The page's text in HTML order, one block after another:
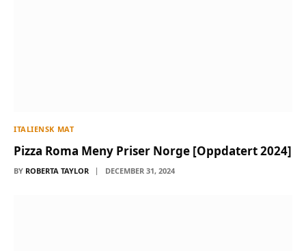
ITALIENSK MAT
Pizza Roma Meny Priser Norge [Oppdatert 2024]
BY ROBERTA TAYLOR DECEMBER 31, 2024